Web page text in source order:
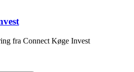
fra Connect Køge Invest